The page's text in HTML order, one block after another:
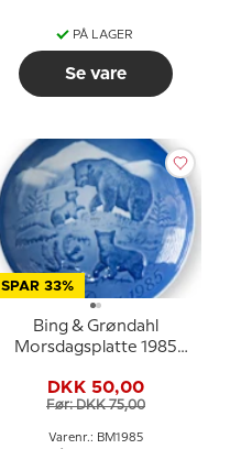
PÅ LAGER
Se vare
SPAR 33%
Bing & Grøndahl
Morsdagsplatte 1985
DKK 50,00
Før: DKK 75,00
Varenr.: BM1985